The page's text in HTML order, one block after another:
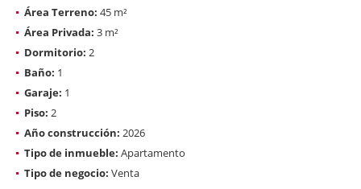
Área Terreno: 45 m²
Área Privada: 3 m²
Dormitorio: 2
Baño: 1
Garaje: 1
Piso: 2
Año construcción: 2026
Tipo de inmueble: Apartamento
Tipo de negocio: Venta